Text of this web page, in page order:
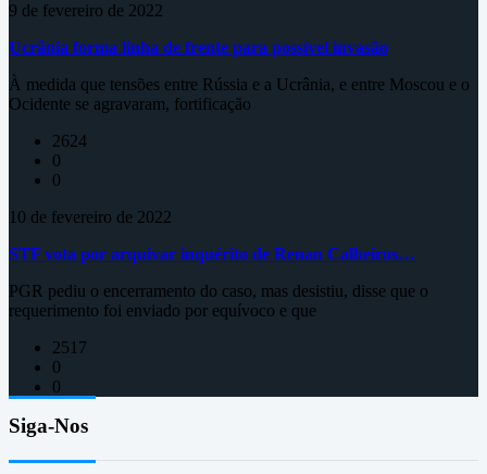
9 de fevereiro de 2022
Ucrânia forma linha de frente para possível invasão
À medida que tensões entre Rússia e a Ucrânia, e entre Moscou e o
Ocidente se agravaram, fortificação
2624
0
0
10 de fevereiro de 2022
STF vota por arquivar inquérito de Renan Calheiros…
PGR pediu o encerramento do caso, mas desistiu, disse que o
requerimento foi enviado por equívoco e que
2517
0
0
Siga-Nos